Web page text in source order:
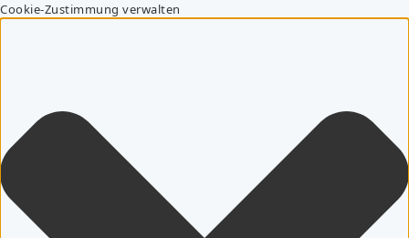
Cookie-Zustimmung verwalten